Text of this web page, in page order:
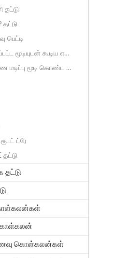
தட்டு
தட்டு
பெட்டி
கீல் பொருத்தப்பட்ட மூடியுடன் கூடிய எடுத்துச்செல்லும் கொள்கலன்
இரட்டை வண்ண மடிப்பு மூடி கொண்ட கொள்கலன்கள்
ட்ரே
தட்டு
தட்டு
கொள்கலன்கள்